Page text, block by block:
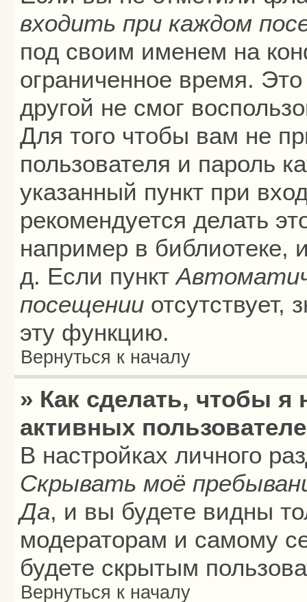
входить при каждом
под своим именем на
ограниченное время.
другой не смог
Для того чтобы вам не
пользователя и пароль
указанный пункт при
рекомендуется делать
например в библиотеке,
д. Если пункт
посещении отсутствует,
эту функцию.
Вернуться к началу
» Как сделать, чтобы я
активных
В настройках личного
Скрывать моё
Да, и вы будете видны
модераторам и самому
будете скрытым
Вернуться к началу